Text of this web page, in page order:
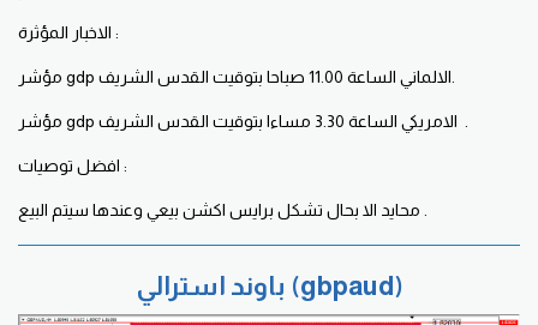
الاخبار المؤثرة :
افضل توصيات :
باوند استرالي (gbpaud)